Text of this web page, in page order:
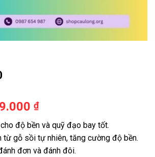
₫
độ bền và quỹ đạo bay tốt.
gỗ sồi tự nhiên, tăng cường độ bền.
đơn và đánh đôi.